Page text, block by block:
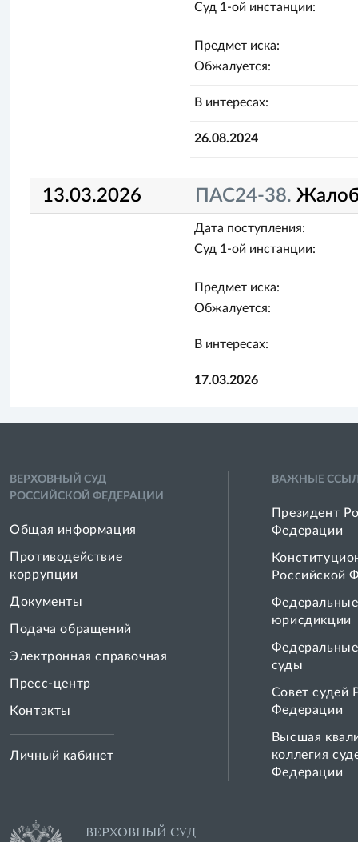
Суд 1-ой инстанции:
Предмет иска:
Обжалуется:
В интересах:
26.08.2024
13.03.2026 ПАС24-38.
Дата поступления:
Суд 1-ой инстанции:
Предмет иска:
Обжалуется:
В интересах:
17.03.2026
ВЕРХОВНЫЙ СУД
РОССИЙСКОЙ ФЕДЕРАЦИИ
Общая информация
Противодействие
коррупции
Документы
Подача обращений
Электронная справочная
Пресс-центр
Контакты
Личный кабинет
ВАЖНЫЕ
Президент
Федерации
Российской
юрисдикции
суды
Совет cудей
Федерации
Высшая
коллегия
Федерации
ВЕРХОВНЫЙ СУД